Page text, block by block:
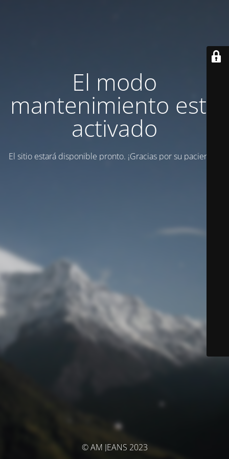
El modo
mantenimiento está
activado
El sitio estará disponible pronto. ¡Gracias por su paciencia!
© AM JEANS 2023